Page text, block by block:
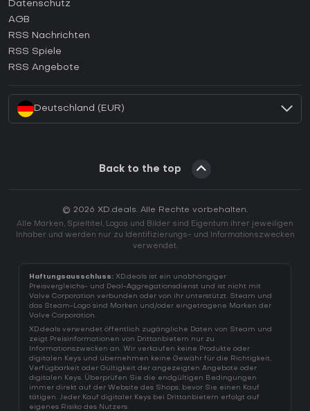
Wie aktiviert man einen Epic Games CD Key?
Wie aktiviert man einen GOG CD Key?
Wie aktiviert man einen Ubisoft Connect CD Key?
Datenschutz
AGB
RSS Nachrichten
RSS Spiele
RSS Angebote
Deutschland (EUR)
Back to the top
© 2026 XD.deals. Alle Rechte vorbehalten.
Alle Marken, Spieltitel, Logos und Bilder sind Eigentum ihrer jeweiligen
Inhaber und werden nur zu Identifizierungs- und Informationszwecken
verwendet.
Haftungsausschluss: XD.deals ist ein unabhängiger
Preisvergleichs- und Deal-Aggregationsdienst und ist nicht mit
Valve Corporation verbunden oder von ihr unterstützt. Steam und
das Steam-Logo sind Marken und/oder eingetragene Marken der
Valve Corporation.
XD.deals verwendet öffentlich zugängliche Daten von Steam und
zeigt Preisinformationen von Drittanbietern nur zu
Informationszwecken an. Wir verkaufen keine Produkte oder
digitalen Keys und übernehmen keine Gewähr für die Richtigkeit,
Verfügbarkeit oder Gültigkeit der angezeigten Angebote oder
digitalen Keys. Überprüfen Sie die endgültigen Bedingungen
immer direkt auf der Website des Shops, bevor Sie einen Kauf
tätigen. Jeder Kauf digitaler Keys bei Drittanbietern erfolgt auf
eigenes Risiko des Nutzers.